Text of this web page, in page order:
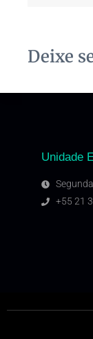
Deixe
Unidade
+55 21